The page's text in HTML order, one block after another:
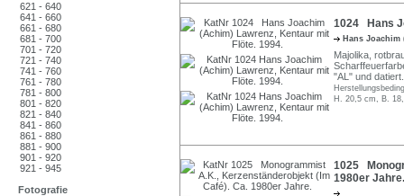
621 - 640
641 - 660
661 - 680
681 - 700
701 - 720
721 - 740
741 - 760
761 - 780
781 - 800
801 - 820
821 - 840
841 - 860
861 - 880
881 - 900
901 - 920
921 - 945
Fotografie
1024 Hans
Hans
Majolika,
"AL" und datiert.
H. 20,5 cm, B.
1025
1980er Jahre.